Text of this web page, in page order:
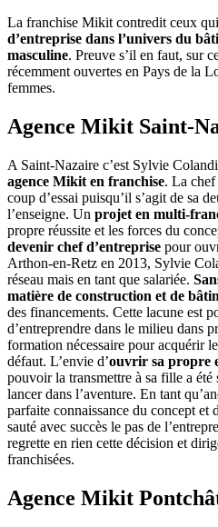
La franchise Mikit contredit ceux qui
d’entreprise dans l’univers du
masculine. Preuve s’il en faut, sur
récemment ouvertes en Pays de la
femmes.
Agence Mikit Saint-
A Saint-Nazaire c’est Sylvie
agence Mikit en franchise. La chef
coup d’essai puisqu’il s’agit de sa
l’enseigne. Un projet en multi-
propre réussite et les forces du
devenir chef d’entreprise pour
Arthon-en-Retz en 2013, Sylvie
réseau mais en tant que salariée.
matière de construction et de
des financements. Cette lacune est
d’entreprendre dans le milieu dans
formation nécessaire pour acquérir
défaut. L’envie d’ouvrir sa propre
pouvoir la transmettre à sa fille a
lancer dans l’aventure. En tant
parfaite connaissance du concept et
sauté avec succès le pas de
regrette en rien cette décision et
franchisées.
Agence Mikit